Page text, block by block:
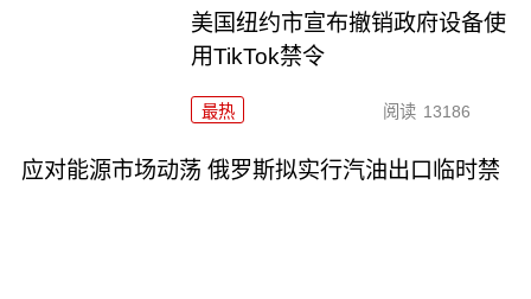
美国纽约市宣布撤销政府设备使
用TikTok禁令
最热 阅读 13186
应对能源市场动荡 俄罗斯拟实行汽油出口临时禁